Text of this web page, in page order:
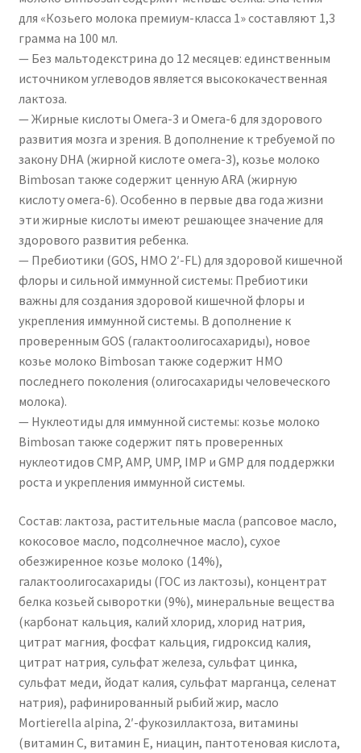
для «Козьего молока премиум-класса 1» составляют 1,3
грамма на 100 мл.
— Без мальтодекстрина до 12 месяцев: единственным
источником углеводов является высококачественная
лактоза.
— Жирные кислоты Омега-3 и Омега-6 для здорового
развития мозга и зрения. В дополнение к требуемой по
закону DHA (жирной кислоте омега-3), козье молоко
Bimbosan также содержит ценную ARA (жирную
кислоту омега-6). Особенно в первые два года жизни
эти жирные кислоты имеют решающее значение для
здорового развития ребенка.
— Пребиотики (GOS, HMO 2′-FL) для здоровой кишечной
флоры и сильной иммунной системы: Пребиотики
важны для создания здоровой кишечной флоры и
укрепления иммунной системы. В дополнение к
проверенным GOS (галактоолигосахариды), новое
козье молоко Bimbosan также содержит HMO
последнего поколения (олигосахариды человеческого
молока).
— Нуклеотиды для иммунной системы: козье молоко
Bimbosan также содержит пять проверенных
нуклеотидов CMP, AMP, UMP, IMP и GMP для поддержки
роста и укрепления иммунной системы.
Состав: лактоза, растительные масла (рапсовое масло,
кокосовое масло, подсолнечное масло), сухое
обезжиренное козье молоко (14%),
галактоолигосахариды (ГОС из лактозы), концентрат
белка козьей сыворотки (9%), минеральные вещества
(карбонат кальция, калий хлорид, хлорид натрия,
цитрат магния, фосфат кальция, гидроксид калия,
цитрат натрия, сульфат железа, сульфат цинка,
сульфат меди, йодат калия, сульфат марганца, селенат
натрия), рафинированный рыбий жир, масло
Mortierella alpina, 2′-фукозиллактоза, витамины
(витамин С, витамин Е, ниацин, пантотеновая кислота,